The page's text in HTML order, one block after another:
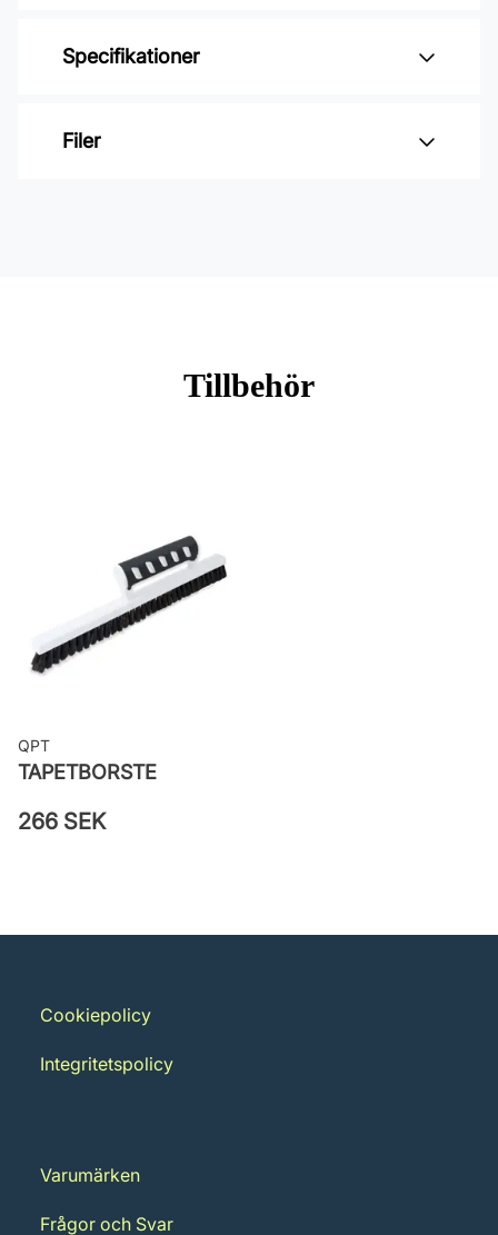
Specifikationer
Varumärke: Midbec Tapeter
Bredd: 0,53 m
Leverantörens artikelnummer:
16005
Filer
Tillbehör
QPT
TAPETBORSTE
266 SEK
Cookiepolicy
Integritetspolicy
Varumärken
Frågor och Svar